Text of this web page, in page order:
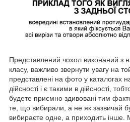
Представлений чохол виконаний з
класу, важливо звернути увагу на
представлені на фото у каталогах
дійсності і є такими в дійсності,
будете приємно здивовані тим
те, що вибирали, а не як зазвичай
вибираєте одне, а приходить